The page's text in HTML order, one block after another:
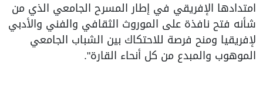
امتدادها الإفريقي في إطار المسرح الجامعي الذي من
شأنه فتح نافذة على الموروث الثقافي والفني والأدبي
لإفريقيا ومنح فرصة للاحتكاك بين الشباب الجامعي
الموهوب والمبدع من كل أنحاء القارة".